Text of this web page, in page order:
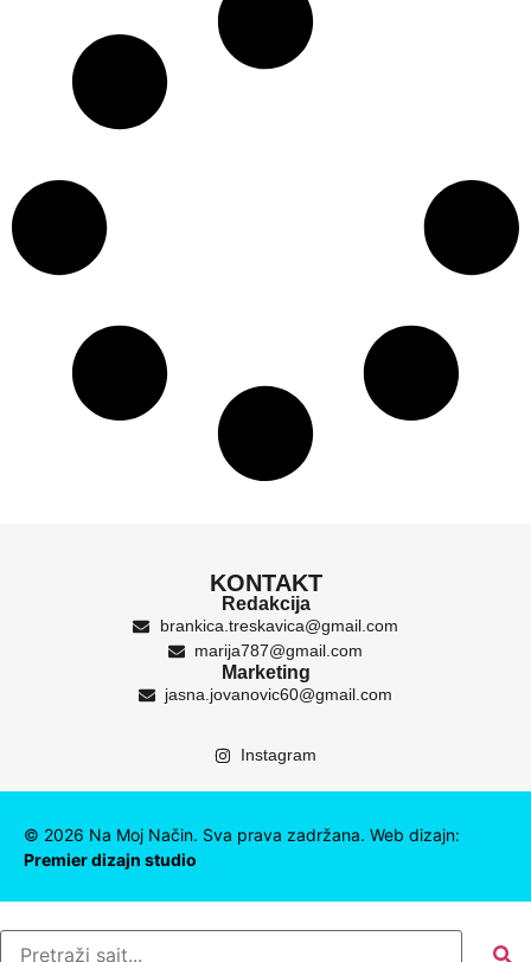
KONTAKT
Redakcija
brankica.treskavica@gmail.com
marija787@gmail.com
Marketing
jasna.jovanovic60@gmail.com
Instagram
© 2026 Na Moj Način. Sva prava zadržana. Web dizajn:
Premier dizajn studio